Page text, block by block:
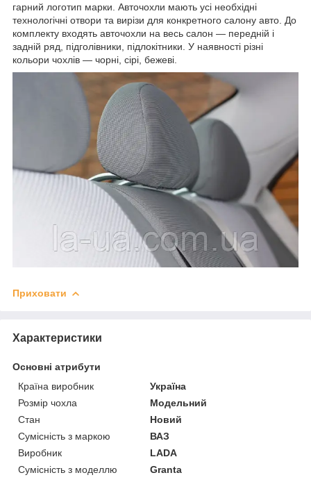
гарний логотип марки. Авточохли мають усі необхідні
технологічні отвори та вирізи для конкретного салону авто. До
комплекту входять авточохли на весь салон — передній і
задній ряд, підголівники, підлокітники. У наявності різні
кольори чохлів — чорні, сірі, бежеві.
Приховати
Характеристики
Основні атрибути
Країна виробник
Україна
Розмір чохла
Модельний
Стан
Новий
Сумісність з маркою
ВАЗ
Виробник
LADA
Сумісність з моделлю
Granta